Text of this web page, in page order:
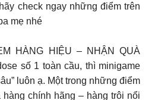
check ngay những điểm trên
mẹ nhé
HÀNG HIỆU – NHẬN QUÀ
số 1 toàn cầu, thì minigame
luôn ạ. Một trong những điểm
hàng chính hãng – hàng trôi nổi